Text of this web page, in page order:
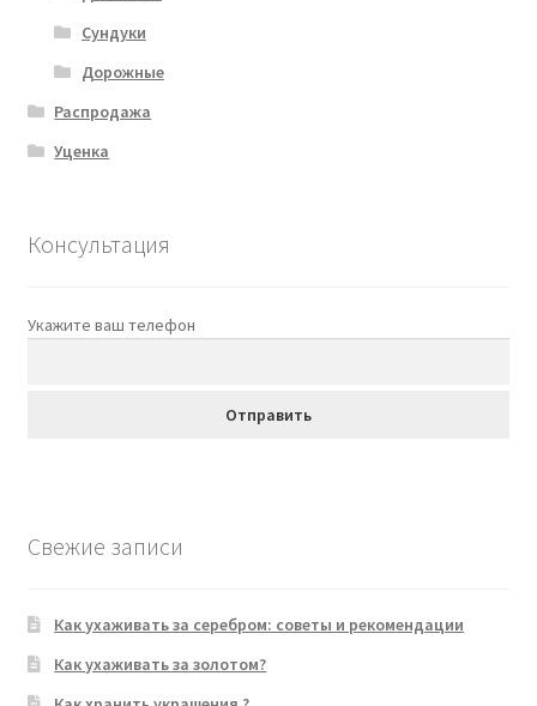
Сундуки
Дорожные
Распродажа
Уценка
Консультация
Укажите ваш телефон
Свежие записи
Как ухаживать за серебром: советы и рекомендации
Как ухаживать за золотом?